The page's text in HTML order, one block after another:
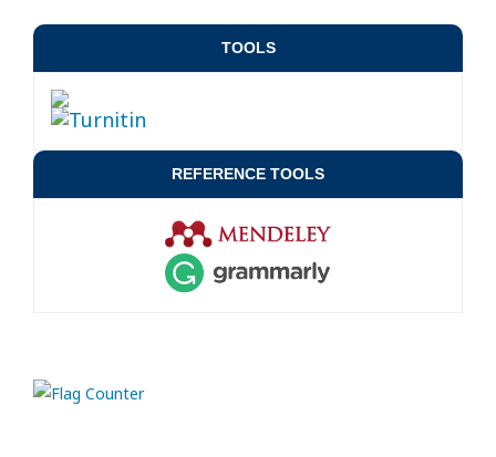
TOOLS
REFERENCE TOOLS